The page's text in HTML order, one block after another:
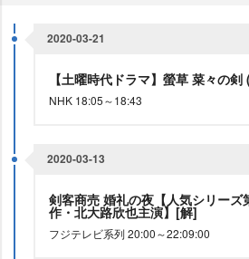
2020-03-21
【土曜時代ドラマ】螢草 菜々の
NHK 18:05～18:43
2020-03-13
剣客商売 婚礼の夜【人気シリーズ
作・北大路欣也主演】[解]
フジテレビ系列 20:00～22:09:00